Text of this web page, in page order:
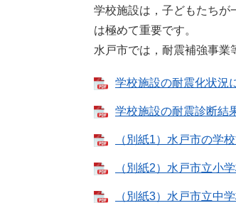
学校施設は，子どもたちが
は極めて重要です。
水戸市では，耐震補強事業
学校施設の耐震化状況
学校施設の耐震診断結
（別紙1）水戸市の学
（別紙2）水戸市立小
（別紙3）水戸市立中